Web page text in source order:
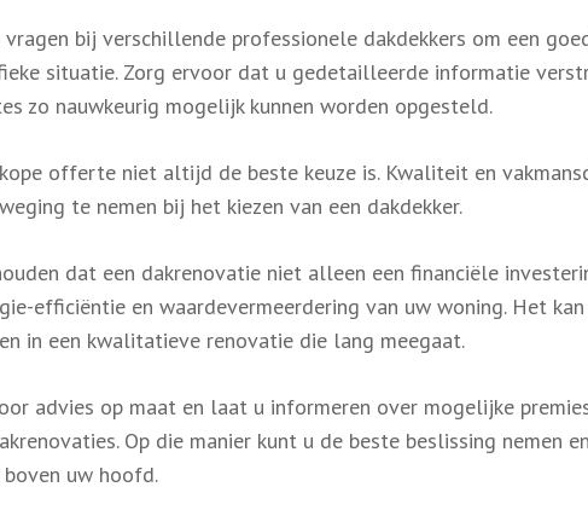
bij verschillende professionele dakdekkers om een
situatie. Zorg ervoor dat u gedetailleerde informatie
zo nauwkeurig mogelijk kunnen worden opgesteld.
offerte niet altijd de beste keuze is. Kwaliteit en
te nemen bij het kiezen van een dakdekker.
dat een dakrenovatie niet alleen een financiële
efficiëntie en waardevermeerdering van uw woning. Het kan
in een kwalitatieve renovatie die lang meegaat.
advies op maat en laat u informeren over mogelijke
Op die manier kunt u de beste beslissing nemen
uw hoofd.